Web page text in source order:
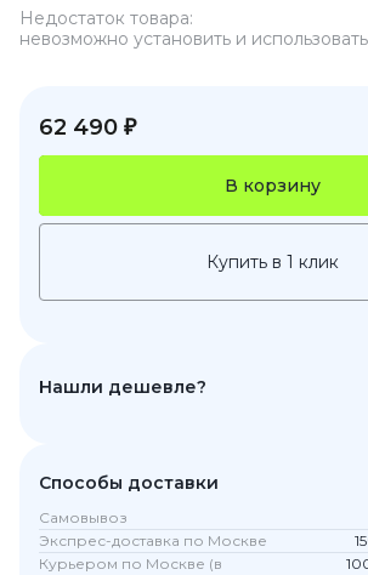
Недостаток товара:
невозможно установить и
62 490 ₽
В корзину
Купить в 1 клик
Нашли дешевле?
Способы доставки
Самовывоз
Экспрес-доставка по Москве
Курьером по Москве (в